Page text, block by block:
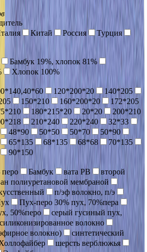
Китай Россия
Турция
Бамбук 19%, хлопок 81%
Хлопок 100%
120*200*20
140*205
150*210 160*200*20
172*205
180*215*20 20*20
200*210
210*240 220*240
32*33
48*90 50*50 50*70
50*90
65*135 68*135 68*68
70*135
90*150
перо
Бамбук вата РВ
второй
полиуретановой мембраной
п/эф волокно, п/э
Пух-перо 30% пух, 70%пера
50%перо
серый гусиный пух,
силиконизированное волокно
волокно)
синтетический
шерсть верблюжья